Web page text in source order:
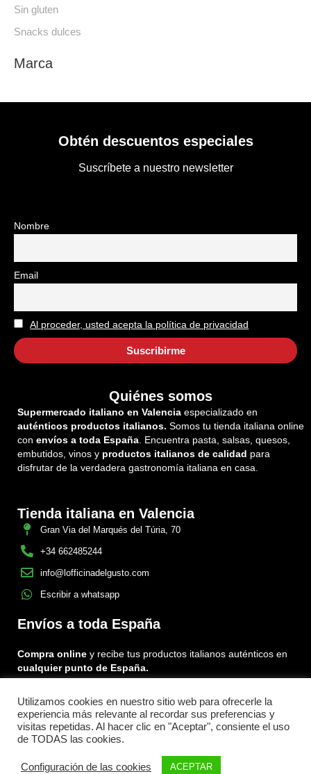
Sin gluten
Snacks dulces
Marca
Obtén descuentos especiales
Suscríbete a nuestro newsletter
Nombre
Email
Al proceder, usted acepta la política de privacidad
Quiénes somos
Supermercado italiano en Valencia especializado en
auténticos productos italianos. Somos tu tienda italiana online
con envíos a toda España. Encuentra pasta, salsas, quesos,
embutidos, vinos y productos italianos de calidad para
disfrutar de la verdadera gastronomía italiana en casa.
Tienda italiana en Valencia
Gran Via del Marqués del Túria, 70
+34 662485244
info@lofficinadelgusto.com
Escribir a whatsapp
Envíos a toda España
Compra online y recibe tus productos italianos auténticos en
cualquier punto de España.
Encuéntranos en:
FacebookInstagram
Tiktok
Menu
Utilizamos cookies en nuestro sitio web para ofrecerle la
experiencia más relevante al recordar sus preferencias y
visitas repetidas. Al hacer clic en "Aceptar", consiente el uso
de TODAS las cookies.
Configuración de las cookies ACEPTAR